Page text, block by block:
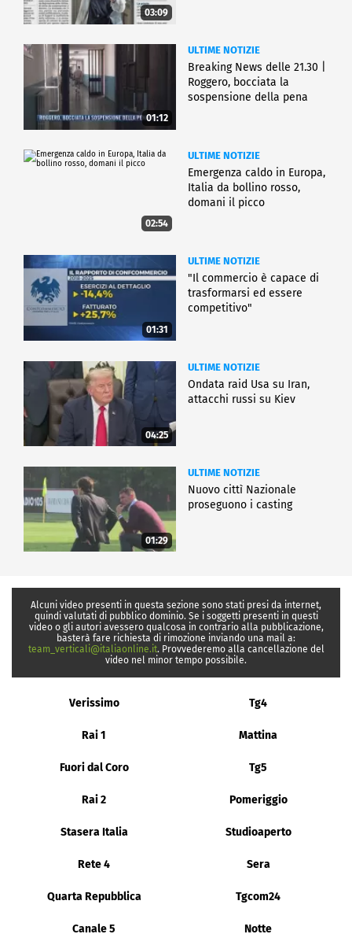
03:09
01:12
ULTIME NOTIZIE
Breaking News delle 21.30 |
Roggero, bocciata la
sospensione della pena
02:54
ULTIME NOTIZIE
Emergenza caldo in Europa,
Italia da bollino rosso,
domani il picco
01:31
ULTIME NOTIZIE
"Il commercio è capace di
trasformarsi ed essere
competitivo"
04:25
ULTIME NOTIZIE
Ondata raid Usa su Iran,
attacchi russi su Kiev
01:29
ULTIME NOTIZIE
Nuovo cittì Nazionale
proseguono i casting
Alcuni video presenti in questa sezione sono stati presi da internet,
quindi valutati di pubblico dominio. Se i soggetti presenti in questi
video o gli autori avessero qualcosa in contrario alla pubblicazione,
basterà fare richiesta di rimozione inviando una mail a:
team_verticali@italiaonline.it. Provvederemo alla cancellazione del
video nel minor tempo possibile.
Verissimo Tg4
Rai 1 Mattina
Fuori dal Coro Tg5
Rai 2 Pomeriggio
Stasera Italia Studioaperto
Rete 4 Sera
Quarta Repubblica Tgcom24
Canale 5 Notte